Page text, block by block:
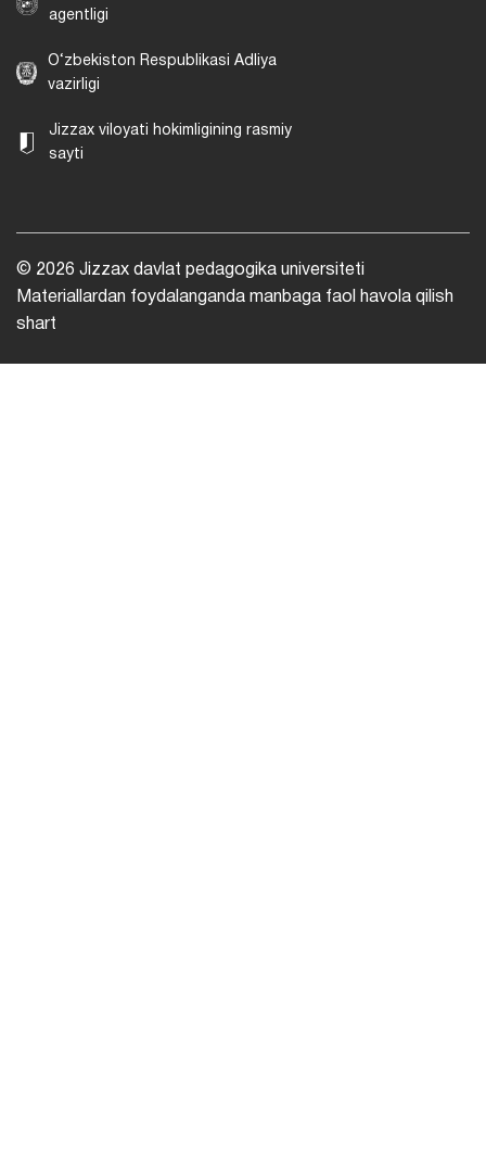
agentligi
O‘zbekiston Respublikasi Adliya
vazirligi
Jizzax viloyati hokimligining rasmiy
sayti
© 2026 Jizzax davlat pedagogika universiteti
Materiallardan foydalanganda manbaga faol havola qilish
shart